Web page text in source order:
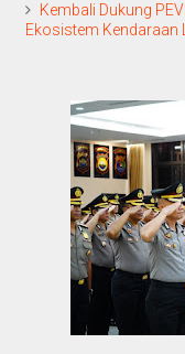
Kembali Dukung
Ekosistem Kendaraan